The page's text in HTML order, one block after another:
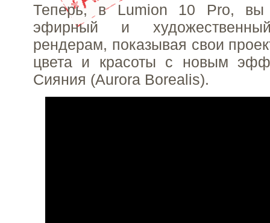
Теперь, в Lumion 10 Pro, вы
эфирный и
рендерам, показывая свои
цвета и красоты с новым
Сияния (Aurora Borealis).